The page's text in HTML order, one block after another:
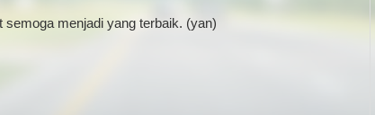
semoga menjadi yang terbaik. (yan)